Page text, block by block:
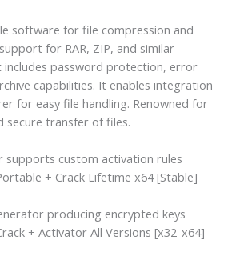
software for file compression and
for RAR, ZIP, and similar
password protection, error
capabilities. It enables integration
for easy file handling. Renowned for
secure transfer of files.
supports custom activation rules
+ Crack Lifetime x64 [Stable]
producing encrypted keys
+ Activator All Versions [x32-x64]